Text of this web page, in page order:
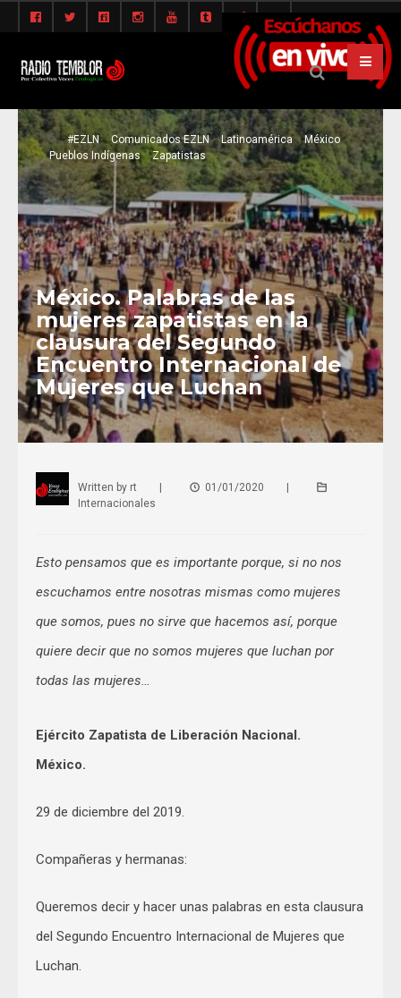
#EZLN Comunicados EZLN Latinoamérica
México
Pueblos Indígenas
Zapatistas
México. Palabras de las
mujeres zapatistas en la
clausura del Segundo
Encuentro Internacional de
Mujeres que Luchan
Written by rt 01/01/2020
Internacionales
Esto pensamos que es importante porque, si no nos
escuchamos entre nosotras mismas como mujeres
que somos, pues no sirve que hacemos así, porque
quiere decir que no somos mujeres que luchan por
todas las mujeres…
Ejército Zapatista de Liberación Nacional.
México.
29 de diciembre del 2019.
Compañeras y hermanas:
Queremos decir y hacer unas palabras en esta clausura
del Segundo Encuentro Internacional de Mujeres que
Luchan.